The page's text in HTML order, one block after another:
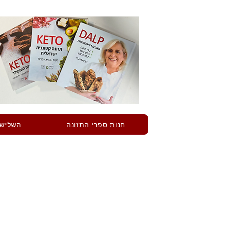
חנות ספרי התזונה